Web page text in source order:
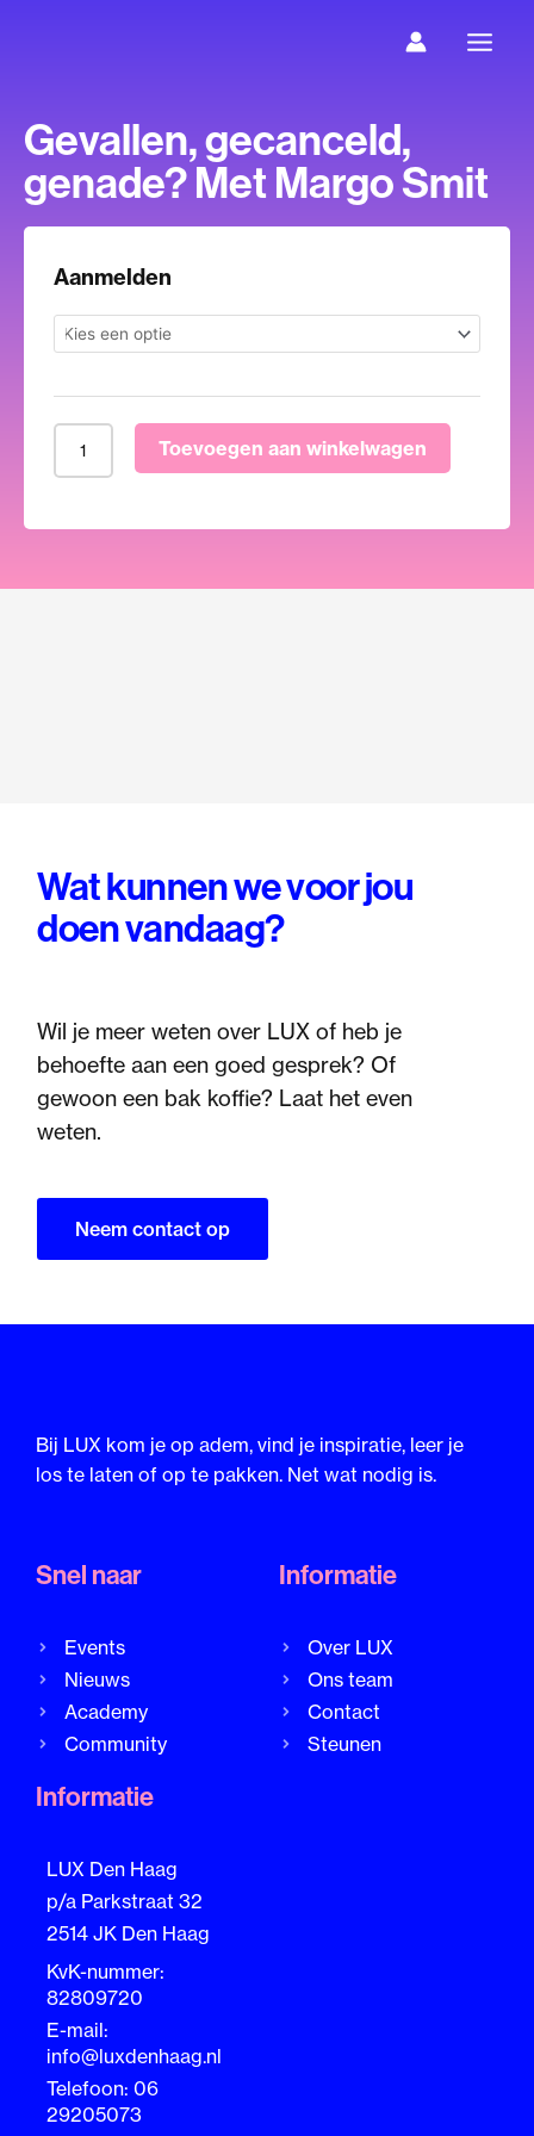
inhoudGevallen, gecanceld,
genade? Met Margo Smit
Aanmelden
Gevallen,
genade?
Smit
aantal
Toevoegen aan winkelwagen
Wat kunnen we voor jou
doen vandaag?
Wil je meer weten over LUX of heb je
behoefte aan een goed gesprek? Of
gewoon een bak koffie? Laat het even
weten.
Neem contact op
Bij LUX kom je op adem, vind je inspiratie, leer je
los te laten of op te pakken. Net wat nodig is.
Snel naar
Events
Nieuws
Academy
Community
Informatie
Over LUX
Ons team
Contact
Steunen
Informatie
LUX Den Haag
p/a Parkstraat 32
2514 JK Den Haag
KvK-nummer:
82809720
E-mail:
info@luxdenhaag.nl
Telefoon: 06
29205073